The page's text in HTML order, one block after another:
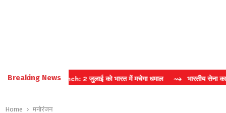
Breaking News
16 Launch: 2 जुलाई को भारत में मचेगा धमाल ⇝ भारतीय सेना का नया
Home
मनोरंजन